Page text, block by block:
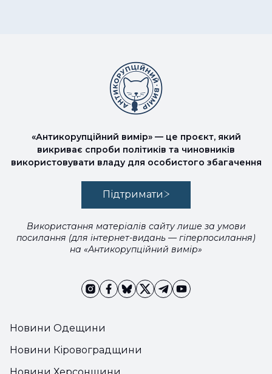
Новини Одещини
Новини Кіровоградщини
«Антикорупційний вимір» — це проєкт, який
викриває спроби політиків та чиновників
використовувати владу для особистого збагачення
Підтримати
Використання матеріалів сайту лише за умови
посилання (для інтернет-видань — гіперпосилання)
на «Антикорупційний вимір»